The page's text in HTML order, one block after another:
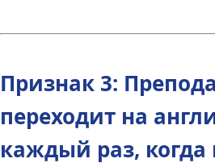
Признак 3:
переходит на
каждый раз, когда